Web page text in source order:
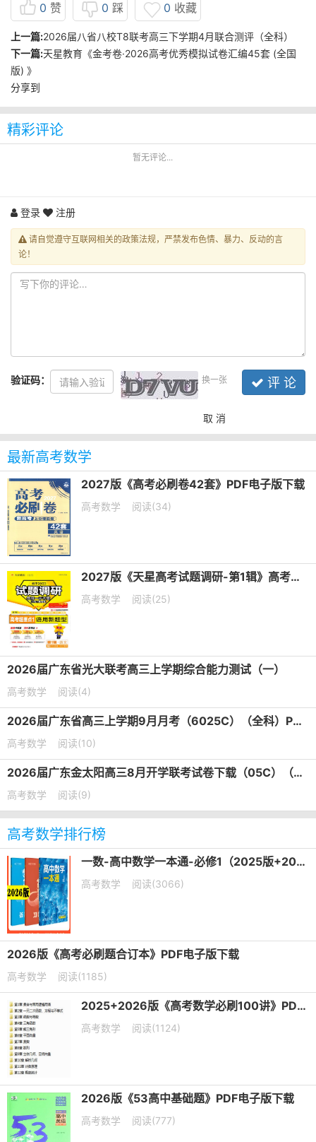
0 赞 0 踩 0 收藏
上一篇:2026届八省八校T8联考高三下学期4月联合测评（全科）
下一篇:天星教育《金考卷·2026高考优秀模拟试卷汇编45套 (全国
版) 》
分享到
精彩评论
暂无评论...
登录 注册
请自觉遵守互联网相关的政策法规，严禁发布色情、暴力、反动的言
论！
验证码： 换一张 评 论
取 消
最新高考数学
2027版《高考必刷卷42套》PDF电子版下载
高考数学 阅读(34)
2027版《天星高考试题调研-第1辑》高考超重点PDF电子版下载
高考数学 阅读(25)
2026届广东省光大联考高三上学期综合能力测试（一）
高考数学 阅读(4)
2026届广东省高三上学期9月月考（6025C）（全科）PDF电子版下载
高考数学 阅读(10)
2026届广东金太阳高三8月开学联考试卷下载（05C）（全科）
高考数学 阅读(9)
高考数学排行榜
一数-高中数学一本通-必修1（2025版+2026版）PDF下载
高考数学 阅读(3066)
2026版《高考必刷题合订本》PDF电子版下载
高考数学 阅读(1185)
2025+2026版《高考数学必刷100讲》PDF电子版下载
高考数学 阅读(1124)
2026版《53高中基础题》PDF电子版下载
高考数学 阅读(777)